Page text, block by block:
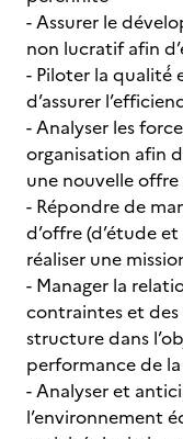
- Assurer le
non lucratif afin
- Piloter la qualité́
d’assurer
- Analyser les
organisation afin
une nouvelle
- Répondre de
d’offre (d’étude
réaliser une
- Manager la
contraintes et
structure dans
performance de
- Analyser et
l’environnement